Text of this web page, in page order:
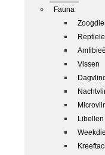
Fauna
Vissen
Libellen